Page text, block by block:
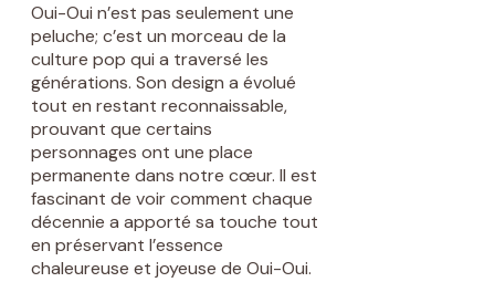
Oui-Oui n’est pas seulement une
peluche; c’est un morceau de la
culture pop qui a traversé les
générations. Son design a évolué
tout en restant reconnaissable,
prouvant que certains
personnages ont une place
permanente dans notre cœur. Il est
fascinant de voir comment chaque
décennie a apporté sa touche tout
en préservant l’essence
chaleureuse et joyeuse de Oui-Oui.